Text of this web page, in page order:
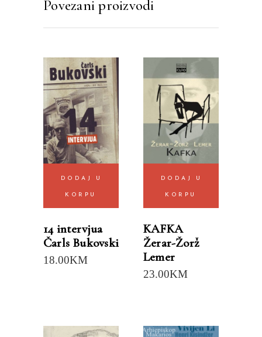
Povezani proizvodi
DODAJ U
KORPU
14 intervjua
Čarls Bukovski
18.00KM
DODAJ U
KORPU
KAFKA
Žerar-Žorž
Lemer
23.00KM